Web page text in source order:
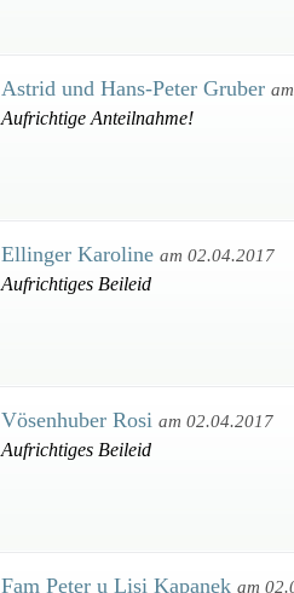
Astrid und Hans-Peter Gruber
Aufrichtige Anteilnahme!
Ellinger Karoline am 02.04.2017
Aufrichtiges Beileid
Vösenhuber Rosi am 02.04.2017
Aufrichtiges Beileid
Fam Peter u Lisi Kapanek am